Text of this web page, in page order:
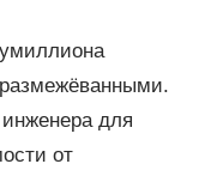
для
от